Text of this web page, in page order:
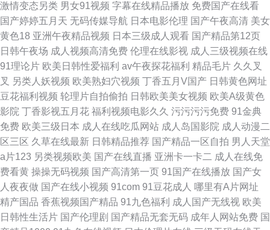
激情变态另类 男女91视频 字幕在线精品播放 免费国产在线看
国产婷婷五月天 无码传媒导航 日本电影伦理 国产午夜高清 美女
黄色18 亚洲午夜精品视频 日本三级成人观看 国产精品第12页
日韩午夜场 成人视频高清免费 伦理在线影视 成人三级视频在线
91理论片 欧美日韩性爱福利 av午夜探花福利 精品毛片 久久叉
叉 另类人妖视频 欧美熟妇穴视频 丁香五月V国产 日韩黄色网址
豆花福利视频 轮理片自拍偷拍 日韩欧美美女视频 欧美A级黄色
影院 丁香影视五月花 福利视频电影久久 污污污污免费 91金典
免费 欧美三级日本 成人在线吃瓜网站 成人岛国影院 成人动漫二
区三区 久草在线最新 日韩精品推荐 国产精品一区自拍 男人天堂
a片123 另类视频欧美 国产在线直播 亚洲卡一卡二 成人在线免
费看黄 操操无码视频 国产高清第一页 91国产在线播放 国产女
人夜夜做 国产在线小视频 91com 91豆花成人 哪里有A片网址
精产国品 香蕉视频国产精品 91九色福利 成人国产无线视 欧美
日韩性生活片 国产伦理剧 国产精品无套无码 成年人网站免费 国